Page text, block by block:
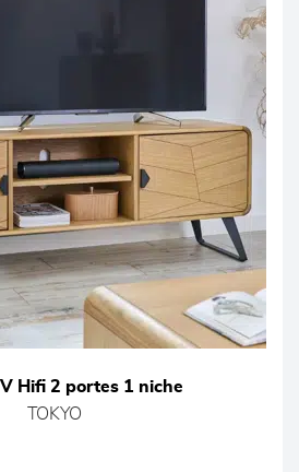
Hifi 2 portes 1 niche
TOKYO